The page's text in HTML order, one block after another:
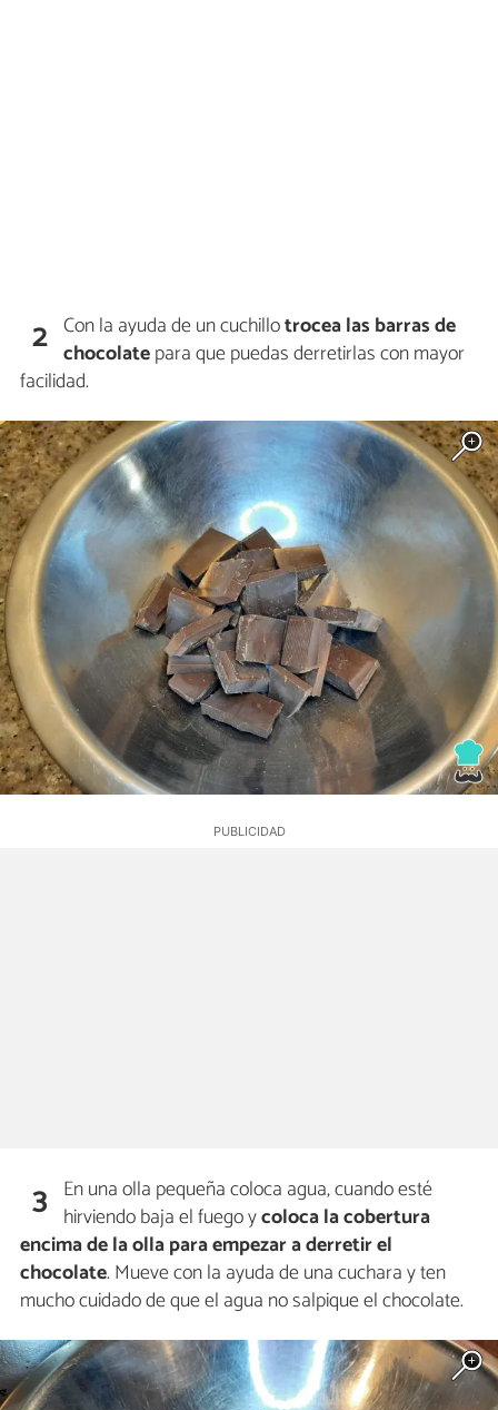
2 Con la ayuda de un cuchillotrocea las barras de
chocolatepara que puedas derretirlas con mayor
facilidad.
3 En una olla pequeña coloca agua, cuando esté
hirviendo baja el fuego ycoloca la cobertura
encima de la olla para empezar a derretir el
chocolate. Mueve con la ayuda de una cuchara y ten
mucho cuidado de que el agua no salpique el chocolate.